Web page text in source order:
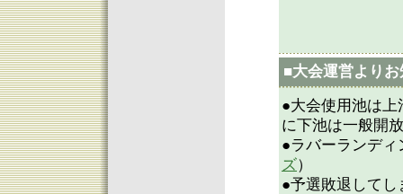
■大会運営より
●大会使用池は
に下池は一般開
●ラバーランデ
ズ）
●予選敗退して